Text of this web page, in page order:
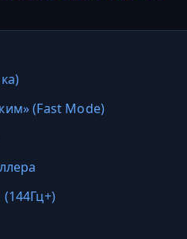
(Fast Mode)